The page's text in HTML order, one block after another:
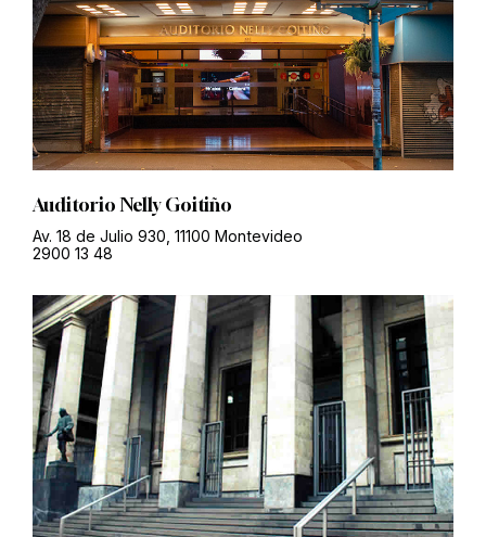
Auditorio Nelly Goitiño
Av. 18 de Julio 930, 11100 Montevideo
2900 13 48